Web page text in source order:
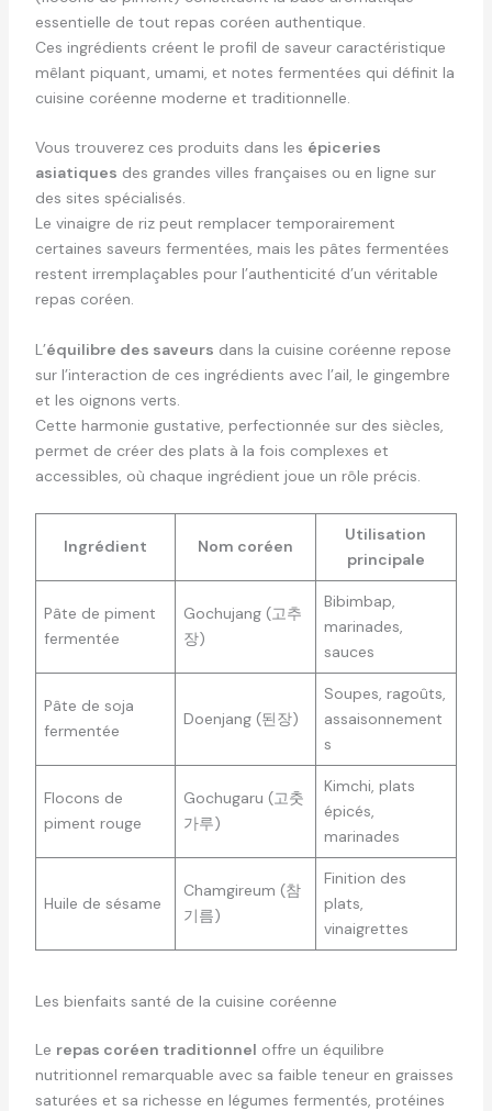
essentielle de tout repas coréen authentique.
Ces ingrédients créent le profil de saveur caractéristique
mêlant piquant, umami, et notes fermentées qui définit la
cuisine coréenne moderne et traditionnelle.
Vous trouverez ces produits dans les épiceries
asiatiques des grandes villes françaises ou en ligne sur
des sites spécialisés.
Le vinaigre de riz peut remplacer temporairement
certaines saveurs fermentées, mais les pâtes fermentées
restent irremplaçables pour l’authenticité d’un véritable
repas coréen.
L’équilibre des saveurs dans la cuisine coréenne repose
sur l’interaction de ces ingrédients avec l’ail, le gingembre
et les oignons verts.
Cette harmonie gustative, perfectionnée sur des siècles,
permet de créer des plats à la fois complexes et
accessibles, où chaque ingrédient joue un rôle précis.
Ingrédient Nom coréen
Utilisation
principale
Pâte de piment
fermentée
Gochujang (고추
장)
Bibimbap,
marinades,
sauces
Pâte de soja
fermentée
Doenjang (된장)
Soupes, ragoûts,
assaisonnement
s
Flocons de
piment rouge
Gochugaru (고춧
가루)
Kimchi, plats
épicés,
marinades
Huile de sésame
Chamgireum (참
기름)
Finition des
plats,
vinaigrettes
Les bienfaits santé de la cuisine coréenne
Le repas coréen traditionnel offre un équilibre
nutritionnel remarquable avec sa faible teneur en graisses
saturées et sa richesse en légumes fermentés, protéines